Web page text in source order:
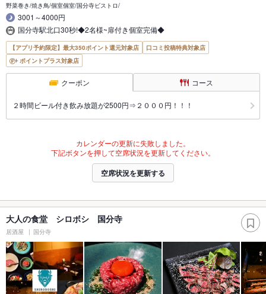
野菜巻き/焼き鳥/個室個室/国分寺ビストロ/
3001～4000円
国分寺駅北口30秒!◆2名様~扉付き個室完備◆
【アプリ予約限定】最大350ポイント還元対象店
口コミ投稿特典対象店
ポイントプラス対象店
クーポン コース
２時間ビール付き飲み放題が2500円⇒２０００円！！！
カレンダーの更新に失敗しました。
下記ボタンを押して空席状況を更新してください。
空席状況を更新する
大人の食堂 シロボシ 国分寺
居酒屋 国分寺